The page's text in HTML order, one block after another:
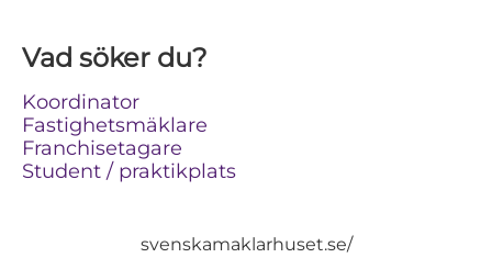
Vad söker du?
Koordinator
Fastighetsmäklare
Franchisetagare
Student / praktikplats
svenskamaklarhuset.se/